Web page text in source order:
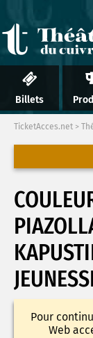
Billets
TicketAcces.net >
Pour
Web